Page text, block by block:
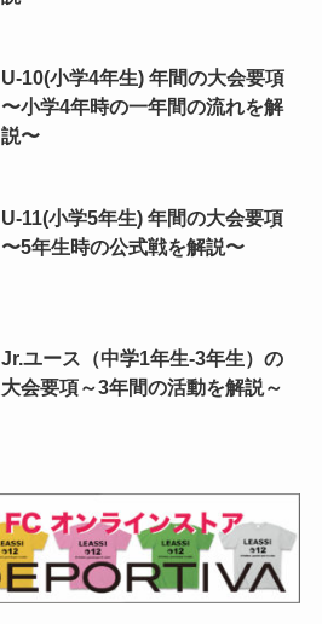
U-10(小学4年生) 年間の大会要項
〜小学4年時の一年間の流れを解
説〜
U-11(小学5年生) 年間の大会要項
〜5年生時の公式戦を解説〜
Jr.ユース（中学1年生-3年生）の
大会要項～3年間の活動を解説～